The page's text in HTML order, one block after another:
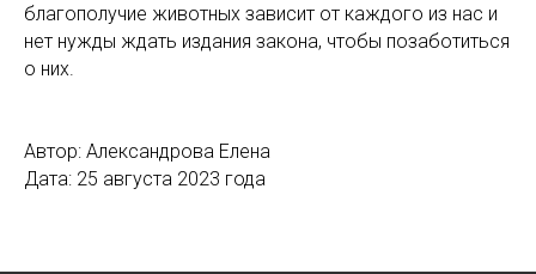
благополучие животных зависит от каждого из нас и
нет нужды ждать издания закона, чтобы позаботиться
о них.
Автор: Александрова Елена
Дата: 25 августа 2023 года